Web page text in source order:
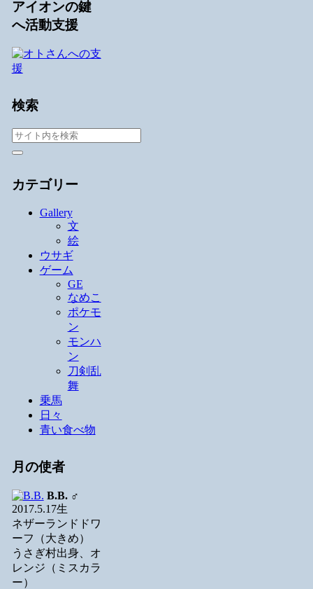
アイオンの鍵
へ活動支援
検索
カテゴリー
Gallery
文
絵
ウサギ
ゲーム
GE
なめこ
ポケモ
ン
モンハ
ン
刀剣乱
舞
乗馬
日々
青い食べ物
月の使者
B.B.♂
2017.5.17生
ネザーランドドワ
ーフ（大きめ）
うさぎ村出身、オ
レンジ（ミスカラ
ー）